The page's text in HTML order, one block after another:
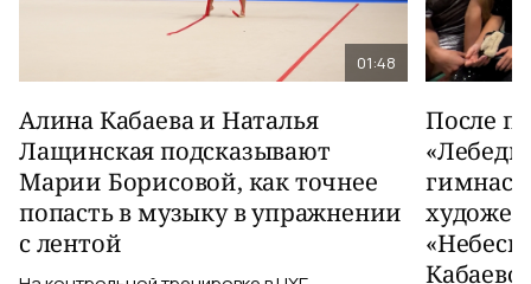
01:48
Алина Кабаева и Наталья
Лащинская подсказывают
Марии Борисовой, как точнее
попасть в музыку в упражнении
с лентой
После